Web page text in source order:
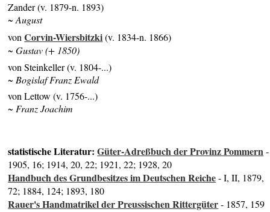
Zander (v. 1879-n. 1893)
~ August
vonCorvin-Wiersbitzki(v. 1834-n. 1866)
~ Gustav (+ 1850)
von Steinkeller (v. 1804-...)
~ Bogislaf Franz Ewald
von Lettow (v. 1756-...)
~ Franz Joachim
statistische Literatur:Güter-Adreßbuch der Provinz Pommern-
1905, 16; 1914, 20, 22; 1921, 22; 1928, 20
Handbuch des Grundbesitzes im Deutschen Reiche- I, II, 1879,
72; 1884, 124; 1893, 180
Rauer's Handmatrikel der Preussischen Rittergüter- 1857, 159